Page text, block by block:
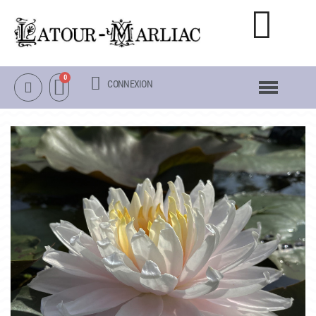
NOTRE CATALOGUE
NÉNUPHARS RUSTIQUES
NÉNUPHARS TROPICAUX
AUTRES PLANTES AQUATIQUES
PACKS & ACCESSOIRES
OBJETS
LA VISITE
CONNEXION